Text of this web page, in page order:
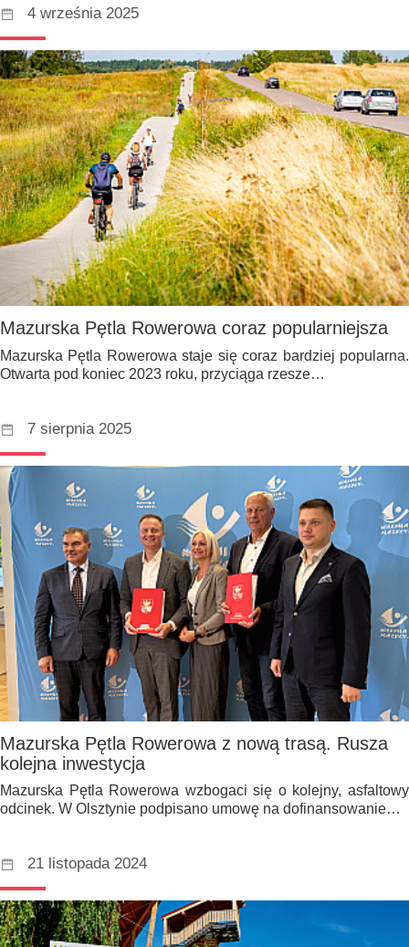
4 września 2025
Mazurska Pętla Rowerowa coraz popularniejsza
Mazurska Pętla Rowerowa staje się coraz bardziej popularna.
Otwarta pod koniec 2023 roku, przyciąga rzesze…
7 sierpnia 2025
Mazurska Pętla Rowerowa z nową trasą. Rusza
kolejna inwestycja
Mazurska Pętla Rowerowa wzbogaci się o kolejny, asfaltowy
odcinek. W Olsztynie podpisano umowę na dofinansowanie…
21 listopada 2024